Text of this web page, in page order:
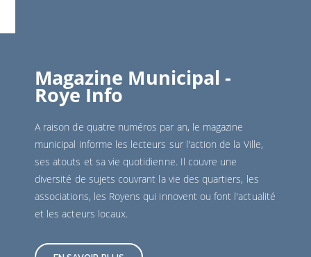
Magazine Municipal -
Roye Info
A raison de quatre numéros par an, le magazine
municipal informe les lecteurs sur l'action de la Ville,
ses atouts et sa vie quotidienne. Il couvre une
diversité de sujets couvrant la vie des quartiers, les
associations, les Royens qui innovent ou font l'actualité
et les acteurs locaux.